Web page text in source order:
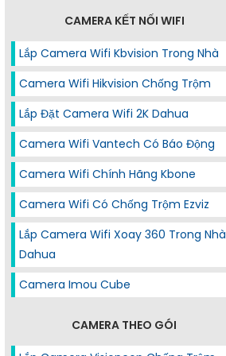
CAMERA KẾT NỐI WIFI
Lắp Camera Wifi Kbvision Trong Nhà
Camera Wifi Hikvision Chống Trộm
Lắp Đặt Camera Wifi 2K Dahua
Camera Wifi Vantech Có Báo Động
Camera Wifi Chính Hãng Kbone
Camera Wifi Có Chống Trộm Ezviz
Lắp Camera Wifi Xoay 360 Trong Nhà
Dahua
Camera Imou Cube
CAMERA THEO GÓI